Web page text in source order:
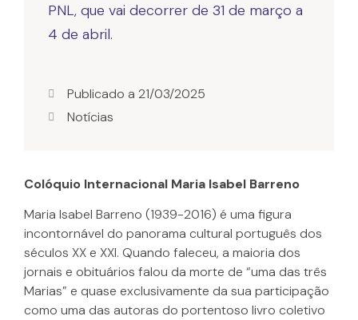
PNL, que vai decorrer de 31 de março a
4 de abril.
Publicado a 21/03/2025
Notícias
Colóquio Internacional Maria Isabel Barreno
Maria Isabel Barreno (1939-2016) é uma figura
incontornável do panorama cultural português dos
séculos XX e XXI. Quando faleceu, a maioria dos
jornais e obituários falou da morte de “uma das três
Marias” e quase exclusivamente da sua participação
como uma das autoras do portentoso livro coletivo